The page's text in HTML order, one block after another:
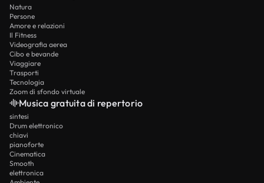
Natura
Persone
Amore e relazioni
Il Fitness
Videografia aerea
Cibo e bevande
Viaggiare
Trasporti
Tecnologia
Zoom di sfondo virtuale
Musica gratuita di repertorio
sintesi
Drum elettronico
chiavi
pianoforte
Cinematica
Smooth
elettronica